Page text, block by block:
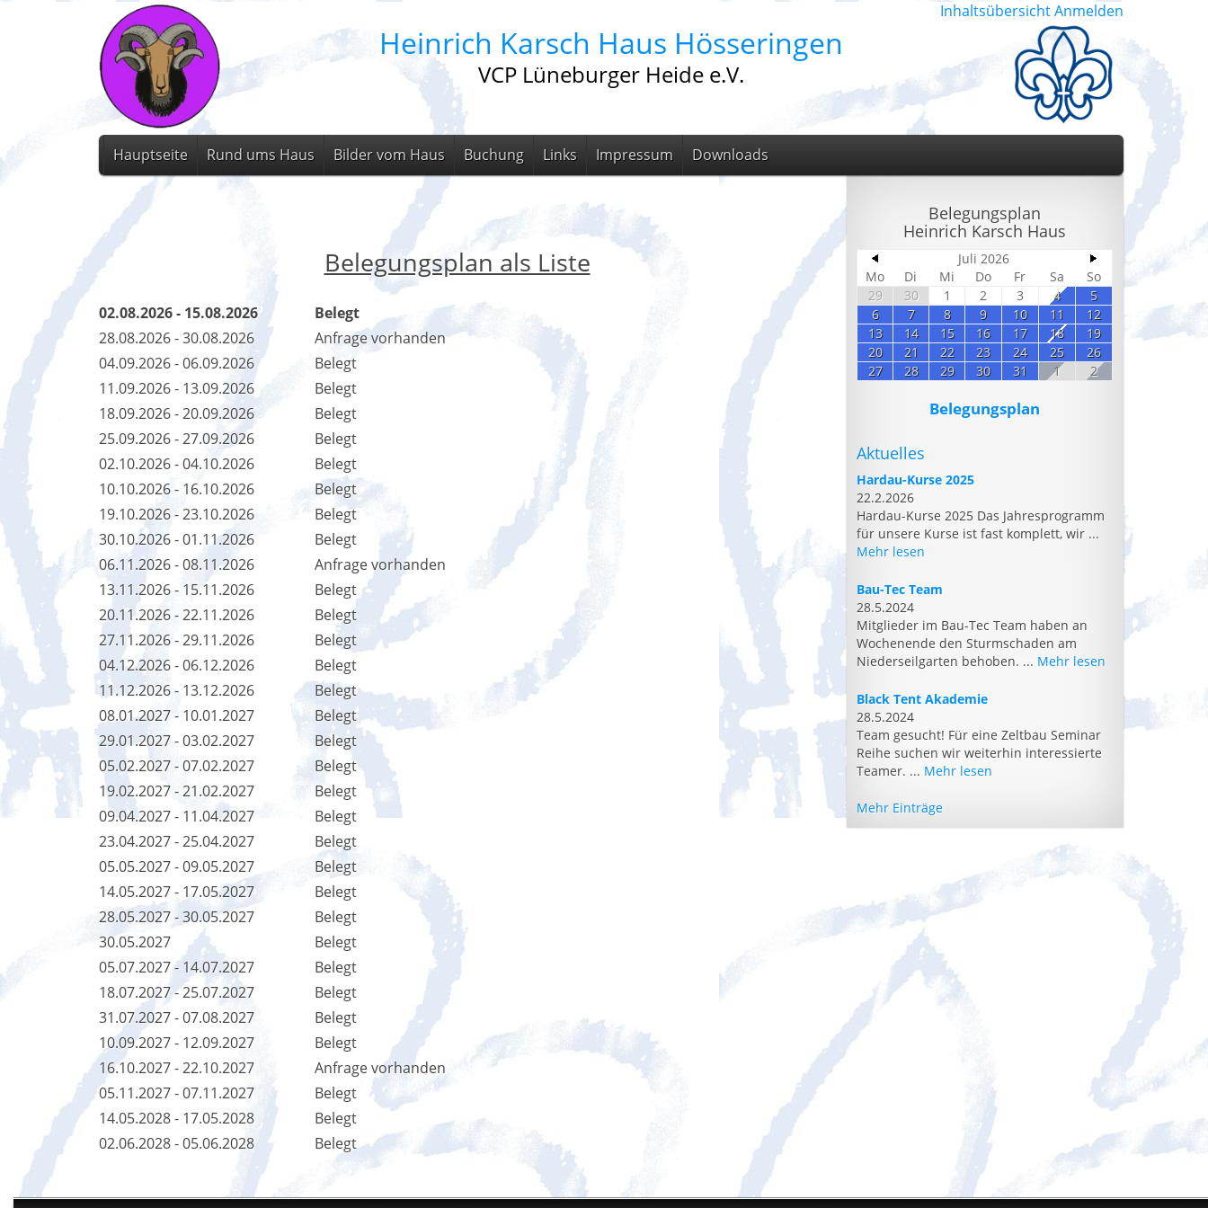
Inhaltsübersicht Anmelden
Heinrich Karsch Haus Hösseringen
VCP Lüneburger Heide e.V.
Hauptseite Rund ums Haus Bilder vom Haus Buchung Links Impressum Downloads
Belegungsplan als Liste
02.08.2026 - 15.08.2026
Belegt
28.08.2026 - 30.08.2026
Anfrage vorhanden
04.09.2026 - 06.09.2026
Belegt
11.09.2026 - 13.09.2026
Belegt
18.09.2026 - 20.09.2026
Belegt
25.09.2026 - 27.09.2026
Belegt
02.10.2026 - 04.10.2026
Belegt
10.10.2026 - 16.10.2026
Belegt
19.10.2026 - 23.10.2026
Belegt
30.10.2026 - 01.11.2026
Belegt
06.11.2026 - 08.11.2026
Anfrage vorhanden
13.11.2026 - 15.11.2026
Belegt
20.11.2026 - 22.11.2026
Belegt
27.11.2026 - 29.11.2026
Belegt
04.12.2026 - 06.12.2026
Belegt
11.12.2026 - 13.12.2026
Belegt
08.01.2027 - 10.01.2027
Belegt
29.01.2027 - 03.02.2027
Belegt
05.02.2027 - 07.02.2027
Belegt
19.02.2027 - 21.02.2027
Belegt
09.04.2027 - 11.04.2027
Belegt
23.04.2027 - 25.04.2027
Belegt
05.05.2027 - 09.05.2027
Belegt
14.05.2027 - 17.05.2027
Belegt
28.05.2027 - 30.05.2027
Belegt
30.05.2027
Belegt
05.07.2027 - 14.07.2027
Belegt
18.07.2027 - 25.07.2027
Belegt
31.07.2027 - 07.08.2027
Belegt
10.09.2027 - 12.09.2027
Belegt
16.10.2027 - 22.10.2027
Anfrage vorhanden
05.11.2027 - 07.11.2027
Belegt
14.05.2028 - 17.05.2028
Belegt
02.06.2028 - 05.06.2028
Belegt
Belegungsplan
Heinrich Karsch Haus
Juli 2026
Mo
Di Mi Do Fr Sa
So
29
30 1 2 3 4
5
6
7 8 9 10 11
12
13
14 15 16 17 18
19
20
21 22 23 24 25
26
27
28 29 30 31 1 2
Belegungsplan
Aktuelles
Hardau-Kurse 2025
22.2.2026
Hardau-Kurse 2025 Das Jahresprogramm
für unsere Kurse ist fast komplett, wir ...
Mehr lesen
Bau-Tec Team
28.5.2024
Mitglieder im Bau-Tec Team haben an
Wochenende den Sturmschaden am
Niederseilgarten behoben. ... Mehr lesen
Black Tent Akademie
28.5.2024
Team gesucht! Für eine Zeltbau Seminar
Reihe suchen wir weiterhin interessierte
Teamer. ... Mehr lesen
Mehr Einträge